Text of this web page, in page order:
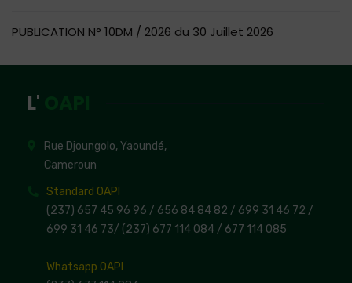
PUBLICATION N° 10DM / 2026 du 30 Juillet 2026
L'
Rue Djoungolo, Yaoundé,
Cameroun
Standard OAPI
(237) 657 45 96 96 / 656 84 84 82 / 699 31 46 72 /
699 31 46 73/ (237) 677 114 084 / 677 114 085
Whatsapp OAPI